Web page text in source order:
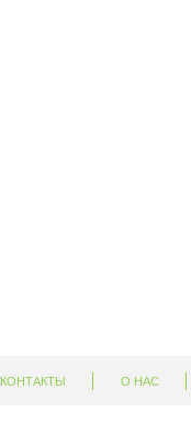
КОНТАКТЫ О НАС